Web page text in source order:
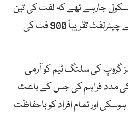
جارہے تھے کہ لفٹ کی تین
میں سے دو رسیاں ٹوٹنے سے چیئرلفٹ تقریباً 900 فٹ کی
گروپ کی سلنگ ٹیم کو آرمی
مدد فراہم کی جس کے باعث
اور تمام افراد کو باحفاظت